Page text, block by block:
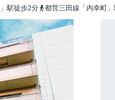
駅徒歩2分 都営三田線「内幸町